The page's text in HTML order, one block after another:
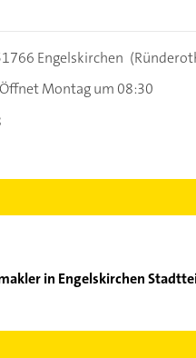
Engelskirchen
Öffnet Montag um 08:30
in Engelskirchen
Sie alleÖffnungszeiten.